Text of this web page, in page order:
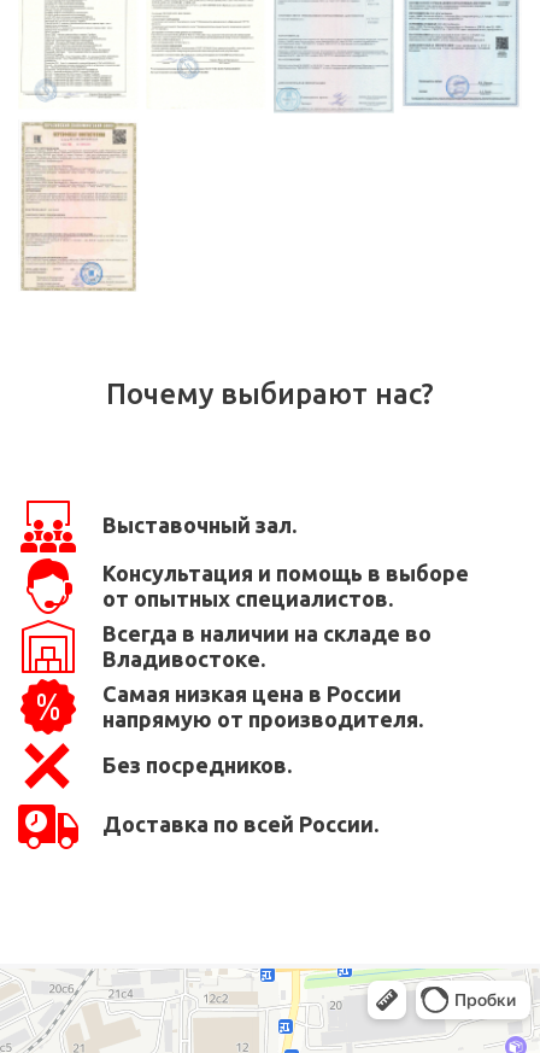
Почему выбирают нас?
Выставочный зал.
Консультация и помощь в выборе
от опытных специалистов.
Всегда в наличии на складе во
Владивостоке.
Самая низкая цена в России
напрямую от производителя.
Без посредников.
Доставка по всей России.